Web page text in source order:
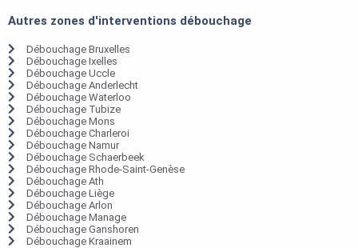
Autres zones d'interventions débouchage
Débouchage Bruxelles
Débouchage Ixelles
Débouchage Uccle
Débouchage Anderlecht
Débouchage Waterloo
Débouchage Tubize
Débouchage Mons
Débouchage Charleroi
Débouchage Namur
Débouchage Schaerbeek
Débouchage Rhode-Saint-Genèse
Débouchage Ath
Débouchage Liège
Débouchage Arlon
Débouchage Manage
Débouchage Ganshoren
Débouchage Kraainem